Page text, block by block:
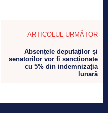
ARTICOLUL URMĂTOR
Absențele deputaților și
senatorilor vor fi sancționate
cu 5% din indemnizația
lunară